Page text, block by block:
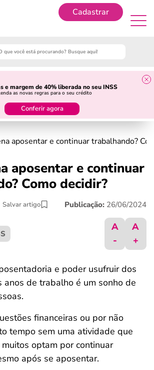
Cadastrar
e margem de 40% liberada no seu INSS
as novas regras para o seu crédito
Conferir agora
aposentar e continuar trabalhando?
aposentar e continuar
Como decidir?
Salvar artigo Publicação: 26/06/2024
A
-
A
+
e poder usufruir dos
de trabalho é um sonho de
financeiras ou por não
tempo sem uma atividade que
optam por continuar
após se aposentar.